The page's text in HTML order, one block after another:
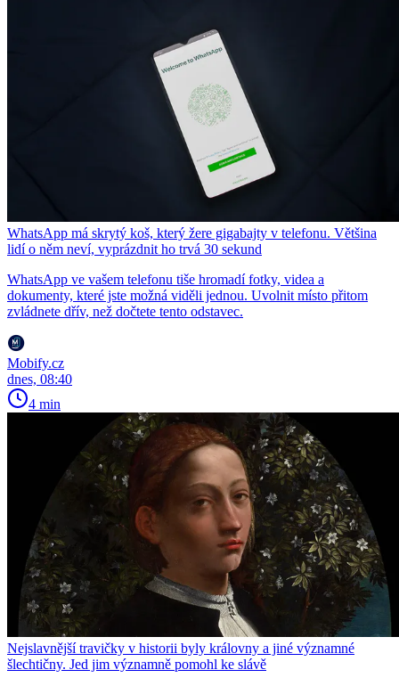
WhatsApp má skrytý koš, který žere gigabajty v telefonu. Většina
lidí o něm neví, vyprázdnit ho trvá 30 sekund
WhatsApp ve vašem telefonu tiše hromadí fotky, videa a
dokumenty, které jste možná viděli jednou. Uvolnit místo přitom
zvládnete dřív, než dočtete tento odstavec.
Mobify.cz
dnes, 08:40
4 min
Nejslavnější travičky v historii byly královny a jiné významné
šlechtičny. Jed jim významně pomohl ke slávě